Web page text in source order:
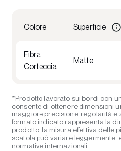
Colore Superficie
Fibra
Corteccia
Matte
*Prodotto lavorato sui bordi con
consente di ottenere dimensioni
maggiore precisione, regolarità e
formato indicato rappresenta la
prodotto; la misura effettiva delle
scatola può variare leggermente,
normative internazionali.